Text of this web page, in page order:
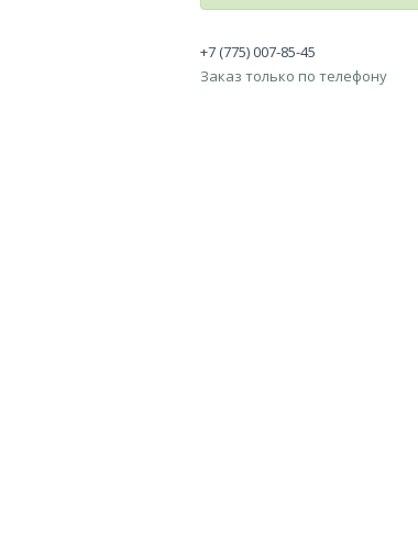
+7 (775) 007-85-45
Заказ только по телефону